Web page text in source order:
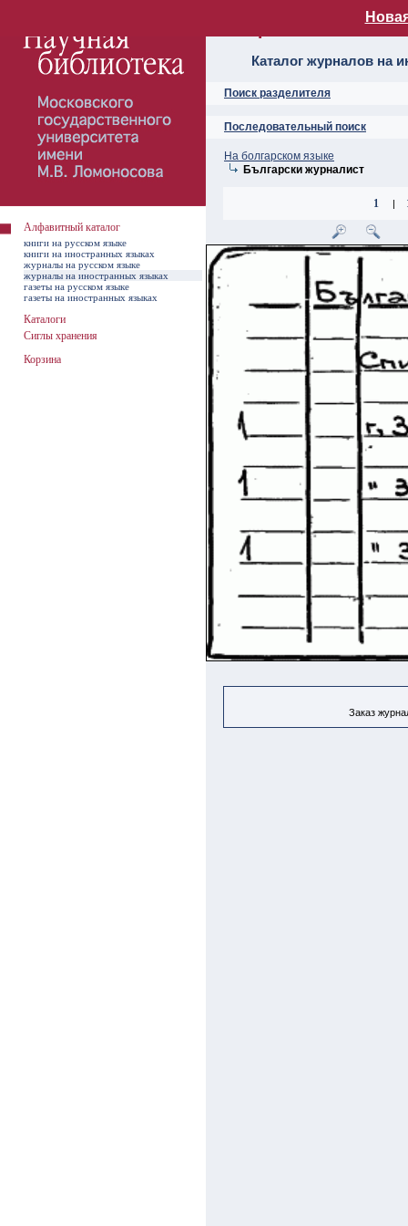
Алфавитный
Каталог журналов на
Поиск разделителя
Последовательный поиск
На болгарском языке
Български журналист
1 |
Заказ
Алфавитный каталог
книги на русском языке
книги на иностранных языках
журналы на русском языке
журналы на иностранных языках
газеты на русском языке
газеты на иностранных языках
Каталоги
Сиглы хранения
Корзина